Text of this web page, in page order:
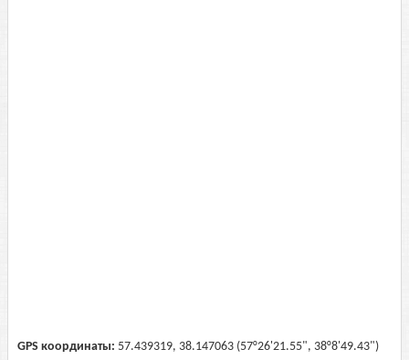
GPS координаты: 57.439319, 38.147063 (57°26'21.55", 38°8'49.43")